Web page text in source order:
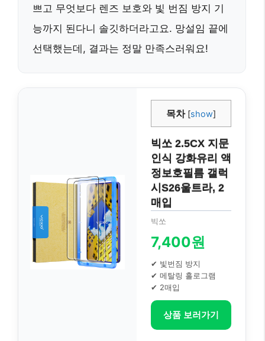
쁘고 무엇보다 렌즈 보호와 빛 번짐 방지 기
능까지 된다니 솔깃하더라고요. 망설임 끝에
선택했는데, 결과는 정말 만족스러워요!
목차 [show]
빅쏘 2.5CX 지문
인식 강화유리 액
정보호필름 갤럭
시S26울트라, 2
매입
빅쏘
7,400원
✔ 빛번짐 방지
✔ 메탈링 홀로그램
✔ 2매입
상품 보러가기